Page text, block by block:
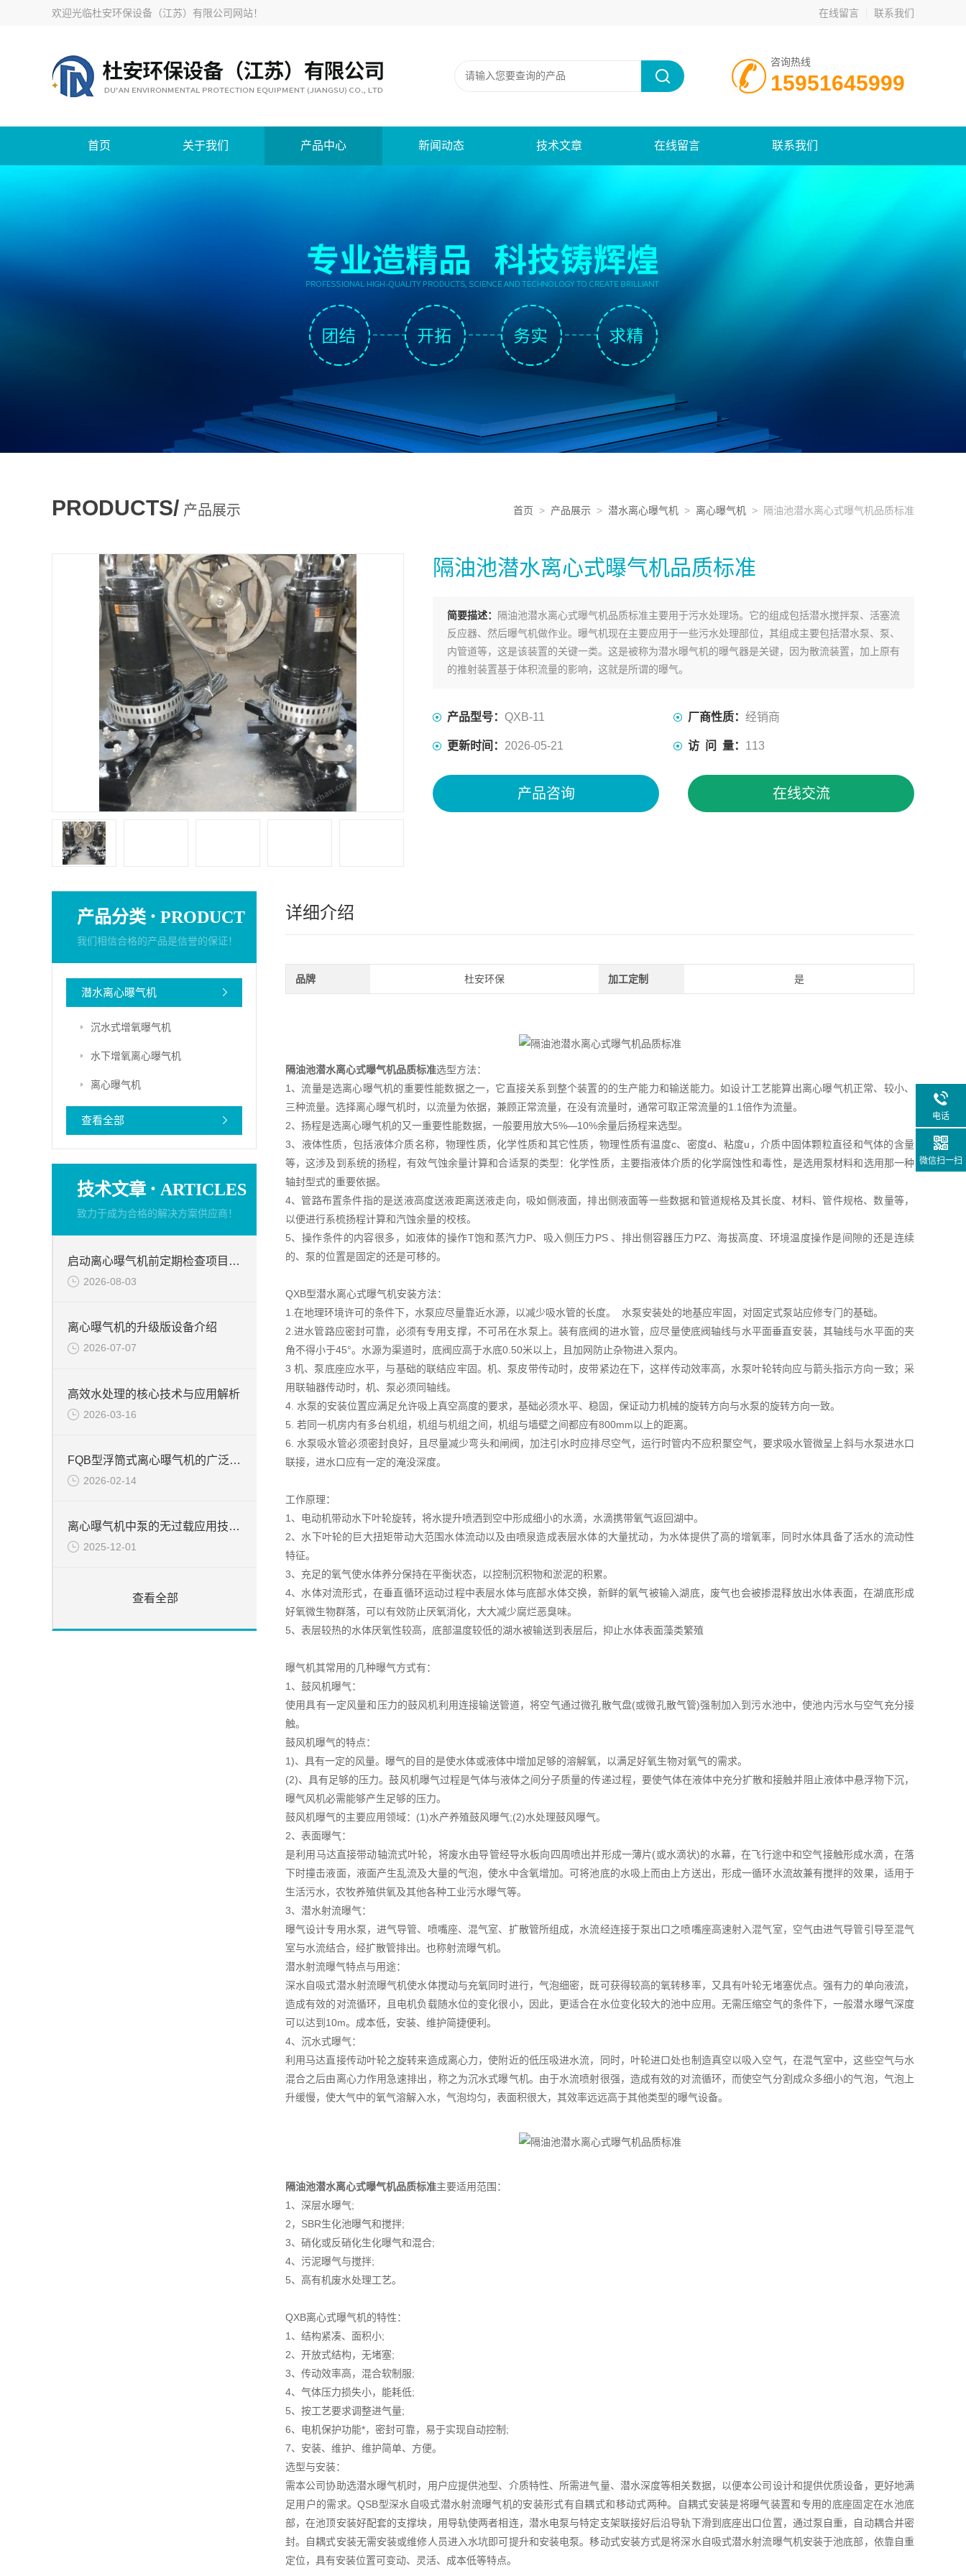
欢迎光临杜安环保设备（江苏）有限公司网站！ 在线留言 联系我们
咨询热线
15951645999
首页 关于我们 产品中心 新闻动态 技术文章 在线留言 联系我们
PRODUCTS/ 产品展示 首页 > 产品展示 > 潜水离心曝气机 > 离心曝气机 > 隔油池潜水离心式曝气机品质标准
隔油池潜水离心式曝气机品质标准
简要描述：
隔油池潜水离心式曝气机品质标准主要用于污水处理场。它的组成包括潜水搅拌泵、活塞流
反应器、然后曝气机做作业。曝气机现在主要应用于一些污水处理部位，其组成主要包括潜水泵、泵、
内管道等，这是该装置的关键一类。这是被称为潜水曝气机的曝气器是关键，因为散流装置，加上原有
的推射装置基于体积流量的影响，这就是所谓的曝气。
产品型号： QXB-11 厂商性质： 经销商
更新时间： 2026-05-21 访 问 量： 113
产品咨询 在线交流
产品分类 · PRODUCT
我们相信合格的产品是信誉的保证！
潜水离心曝气机
沉水式增氧曝气机
水下增氧离心曝气机
离心曝气机
查看全部
技术文章 · ARTICLES
致力于成为合格的解决方案供应商！
启动离心曝气机前定期检查项目分析
2026-08-03
离心曝气机的升级版设备介绍
2026-07-07
高效水处理的核心技术与应用解析
2026-03-16
FQB型浮筒式离心曝气机的广泛应用
2026-02-14
离心曝气机中泵的无过载应用技术说明
2025-12-01
查看全部
详细介绍
品牌 杜安环保 加工定制 是
隔油池潜水离心式曝气机品质标准选型方法：
1、流量是选离心曝气机的重要性能数据之一，它直接关系到整个装置的的生产能力和输送能力。如设计工艺能算出离心曝气机正常、较小、
三种流量。选择离心曝气机时，以流量为依据，兼顾正常流量，在没有流量时，通常可取正常流量的1.1倍作为流量。
2、扬程是选离心曝气机的又一重要性能数据，一般要用放大5%—10%余量后扬程来选型。
3、液体性质，包括液体介质名称，物理性质，化学性质和其它性质，物理性质有温度c、密度d、粘度u，介质中固体颗粒直径和气体的含量
等，这涉及到系统的扬程，有效气蚀余量计算和合适泵的类型：化学性质，主要指液体介质的化学腐蚀性和毒性，是选用泵材料和选用那一种
轴封型式的重要依据。
4、管路布置条件指的是送液高度送液距离送液走向，吸如侧液面，排出侧液面等一些数据和管道规格及其长度、材料、管件规格、数量等，
以便进行系梳扬程计算和汽蚀余量的校核。
5、操作条件的内容很多，如液体的操作T饱和蒸汽力P、吸入侧压力PS 、排出侧容器压力PZ、海拔高度、环境温度操作是间隙的还是连续
的、泵的位置是固定的还是可移的。
QXB型潜水离心式曝气机安装方法：
1.在地理环境许可的条件下，水泵应尽量靠近水源，以减少吸水管的长度。 水泵安装处的地基应牢固，对固定式泵站应修专门的基础。
2.进水管路应密封可靠，必须有专用支撑，不可吊在水泵上。装有底阀的进水管，应尽量使底阀轴线与水平面垂直安装，其轴线与水平面的夹
角不得小于45°。水源为渠道时，底阀应高于水底0.50米以上，且加网防止杂物进入泵内。
3 机、泵底座应水平，与基础的联结应牢固。机、泵皮带传动时，皮带紧边在下，这样传动效率高，水泵叶轮转向应与箭头指示方向一致；采
用联轴器传动时，机、泵必须同轴线。
4. 水泵的安装位置应满足允许吸上真空高度的要求，基础必须水平、稳固，保证动力机械的旋转方向与水泵的旋转方向一致。
5. 若同一机房内有多台机组，机组与机组之间，机组与墙壁之间都应有800mm以上的距离。
6. 水泵吸水管必须密封良好，且尽量减少弯头和闸阀，加注引水时应排尽空气，运行时管内不应积聚空气，要求吸水管微呈上斜与水泵进水口
联接，进水口应有一定的淹没深度。
工作原理：
1、电动机带动水下叶轮旋转，将水提升喷洒到空中形成细小的水滴，水滴携带氧气返回湖中。
2、水下叶轮的巨大扭矩带动大范围水体流动以及由喷泉造成表层水体的大量扰动，为水体提供了高的增氧率，同时水体具备了活水的流动性
特征。
3、充足的氧气使水体养分保持在平衡状态，以控制沉积物和淤泥的积累。
4、水体对流形式，在垂直循环运动过程中表层水体与底部水体交换，新鲜的氧气被输入湖底，废气也会被掺混释放出水体表面，在湖底形成
好氧微生物群落，可以有效防止厌氧消化，大大减少腐烂恶臭味。
5、表层较热的水体厌氧性较高，底部温度较低的湖水被输送到表层后，抑止水体表面藻类繁殖
曝气机其常用的几种曝气方式有：
1、鼓风机曝气：
使用具有一定风量和压力的鼓风机利用连接输送管道，将空气通过微孔散气盘(或微孔散气管)强制加入到污水池中，使池内污水与空气充分接
触。
鼓风机曝气的特点：
1)、具有一定的风量。曝气的目的是使水体或液体中增加足够的溶解氧，以满足好氧生物对氧气的需求。
(2)、具有足够的压力。鼓风机曝气过程是气体与液体之间分子质量的传递过程，要使气体在液体中充分扩散和接触并阻止液体中悬浮物下沉，
曝气风机必需能够产生足够的压力。
鼓风机曝气的主要应用领域：(1)水产养殖鼓风曝气;(2)水处理鼓风曝气。
2、表面曝气：
是利用马达直接带动轴流式叶轮，将废水由导管经导水板向四周喷出并形成一薄片(或水滴状)的水幕，在飞行途中和空气接触形成水滴，在落
下时撞击液面，液面产生乱流及大量的气泡，使水中含氧增加。可将池底的水吸上而由上方送出，形成一循环水流故兼有搅拌的效果，适用于
生活污水，农牧养殖供氧及其他各种工业污水曝气等。
3、潜水射流曝气：
曝气设计专用水泵，进气导管、喷嘴座、混气室、扩散管所组成，水流经连接于泵出口之喷嘴座高速射入混气室，空气由进气导管引导至混气
室与水流结合，经扩散管排出。也称射流曝气机。
潜水射流曝气特点与用途：
深水自吸式潜水射流曝气机使水体搅动与充氧同时进行，气泡细密，既可获得较高的氧转移率，又具有叶轮无堵塞优点。强有力的单向液流，
造成有效的对流循环，且电机负载随水位的变化很小，因此，更适合在水位变化较大的池中应用。无需压缩空气的条件下，一般潜水曝气深度
可以达到10m。成本低，安装、维护简捷便利。
4、沉水式曝气：
利用马达直接传动叶轮之旋转来造成离心力，使附近的低压吸进水流，同时，叶轮进口处也制造真空以吸入空气，在混气室中，这些空气与水
混合之后由离心力作用急速排出，称之为沉水式曝气机。由于水流喷射很强，造成有效的对流循环，而使空气分割成众多细小的气泡，气泡上
升缓慢，使大气中的氧气溶解入水，气泡均匀，表面积很大，其效率远远高于其他类型的曝气设备。
隔油池潜水离心式曝气机品质标准主要适用范围：
1、深层水曝气;
2，SBR生化池曝气和搅拌;
3、硝化或反硝化生化曝气和混合;
4、污泥曝气与搅拌;
5、高有机废水处理工艺。
QXB离心式曝气机的特性：
1、结构紧凑、面积小;
2、开放式结构，无堵塞;
3、传动效率高，混合软制服;
4、气体压力损失小，能耗低;
5、按工艺要求调整进气量;
6、电机保护功能*，密封可靠，易于实现自动控制;
7、安装、维护、维护简单、方便。
选型与安装：
需本公司协助选潜水曝气机时，用户应提供池型、介质特性、所需进气量、潜水深度等相关数据，以便本公司设计和提供优质设备，更好地满
足用户的需求。QSB型深水自吸式潜水射流曝气机的安装形式有自耦式和移动式两种。自耦式安装是将曝气装置和专用的底座固定在水池底
部，在池顶安装好配套的支撑块，用导轨使两者相连，潜水电泵与特定支架联接好后沿导轨下滑到底座出口位置，通过泵自重，自动耦合并密
封。自耦式安装无需安装或维修人员进入水坑即可提升和安装电泵。移动式安装方式是将深水自吸式潜水射流曝气机安装于池底部，依靠自重
定位，具有安装位置可变动、灵活、成本低等特点。
电话
微信扫一扫